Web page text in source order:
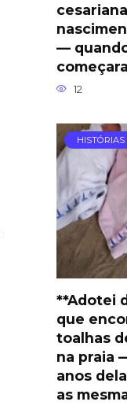
—
12
**Adotei
que
toalhas
na praia
anos
as